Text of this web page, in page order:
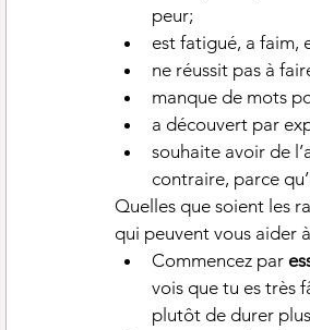
peur;
est fatigué, a faim,
ne réussit pas à
manque de mots
a découvert par
souhaite avoir de
contraire, parce
Quelles que soient les
qui peuvent vous aider
Commencez par
vois que tu es très
plutôt de durer